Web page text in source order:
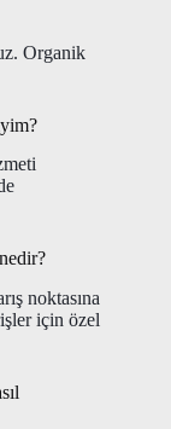
Organik
noktasına
için özel